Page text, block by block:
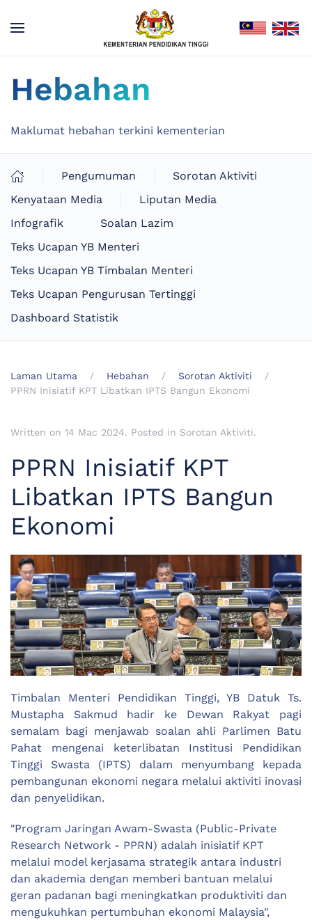
Hebahan
Maklumat hebahan terkini kementerian
Pengumuman
Sorotan Aktiviti
Kenyataan Media
Liputan Media
Infografik
Soalan Lazim
Teks Ucapan YB Menteri
Teks Ucapan YB Timbalan Menteri
Teks Ucapan Pengurusan Tertinggi
Dashboard Statistik
Laman Utama Hebahan
Sorotan Aktiviti
PPRN Inisiatif KPT Libatkan IPTS Bangun Ekonomi
Written on 14 Mac 2024. Posted in Sorotan Aktiviti.
PPRN Inisiatif KPT
Libatkan IPTS Bangun
Ekonomi
Timbalan Menteri Pendidikan Tinggi, YB Datuk Ts.
Mustapha Sakmud hadir ke Dewan Rakyat pagi
semalam bagi menjawab soalan ahli Parlimen Batu
Pahat mengenai keterlibatan Institusi Pendidikan
Tinggi Swasta (IPTS) dalam menyumbang kepada
pembangunan ekonomi negara melalui aktiviti inovasi
dan penyelidikan.
"Program Jaringan Awam-Swasta (Public-Private
Research Network - PPRN) adalah inisiatif KPT
melalui model kerjasama strategik antara industri
dan akademia dengan memberi bantuan melalui
geran padanan bagi meningkatkan produktiviti dan
mengukuhkan pertumbuhan ekonomi Malaysia",